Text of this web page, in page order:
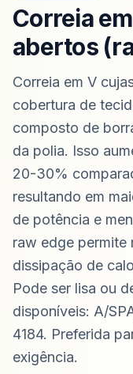
Correia
abertos
Correia em V
cobertura de
composto de
da polia. Isso
20-30%
resultando em
de potência e
raw edge permite
dissipação de
Pode ser lisa ou
disponíveis: A/
4184. Preferida
exigência.